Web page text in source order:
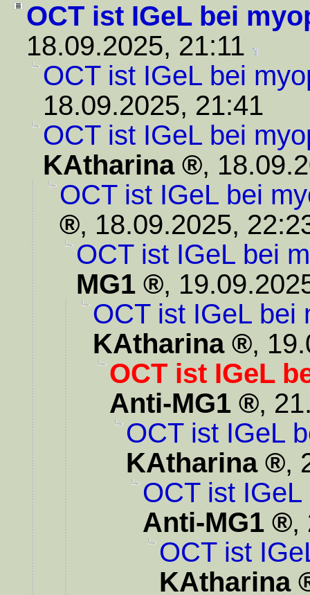
OCT ist IGeL bei
18.09.2025, 21:11
OCT ist IGeL bei
18.09.2025, 21:41
OCT ist IGeL bei
KAtharina
,
OCT ist IGeL bei
, 18.09.2025,
OCT ist IGeL bei
MG1
,
OCT ist IGeL bei
KAtharina
,
OCT ist IGeL
Anti-MG1
,
OCT ist IGeL
KAtharina
,
OCT ist
Anti-MG1
,
OCT ist
KAtharina